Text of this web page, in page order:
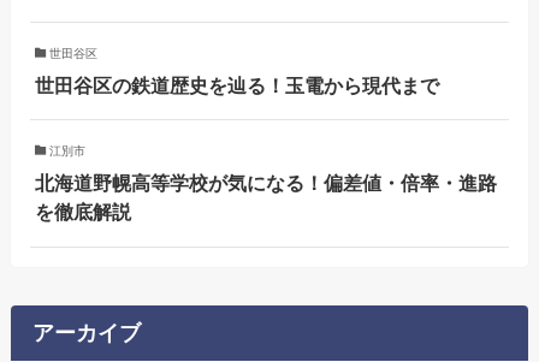
世田谷区
世田谷区の鉄道歴史を辿る！玉電から現代まで
江別市
北海道野幌高等学校が気になる！偏差値・倍率・進路
を徹底解説
アーカイブ